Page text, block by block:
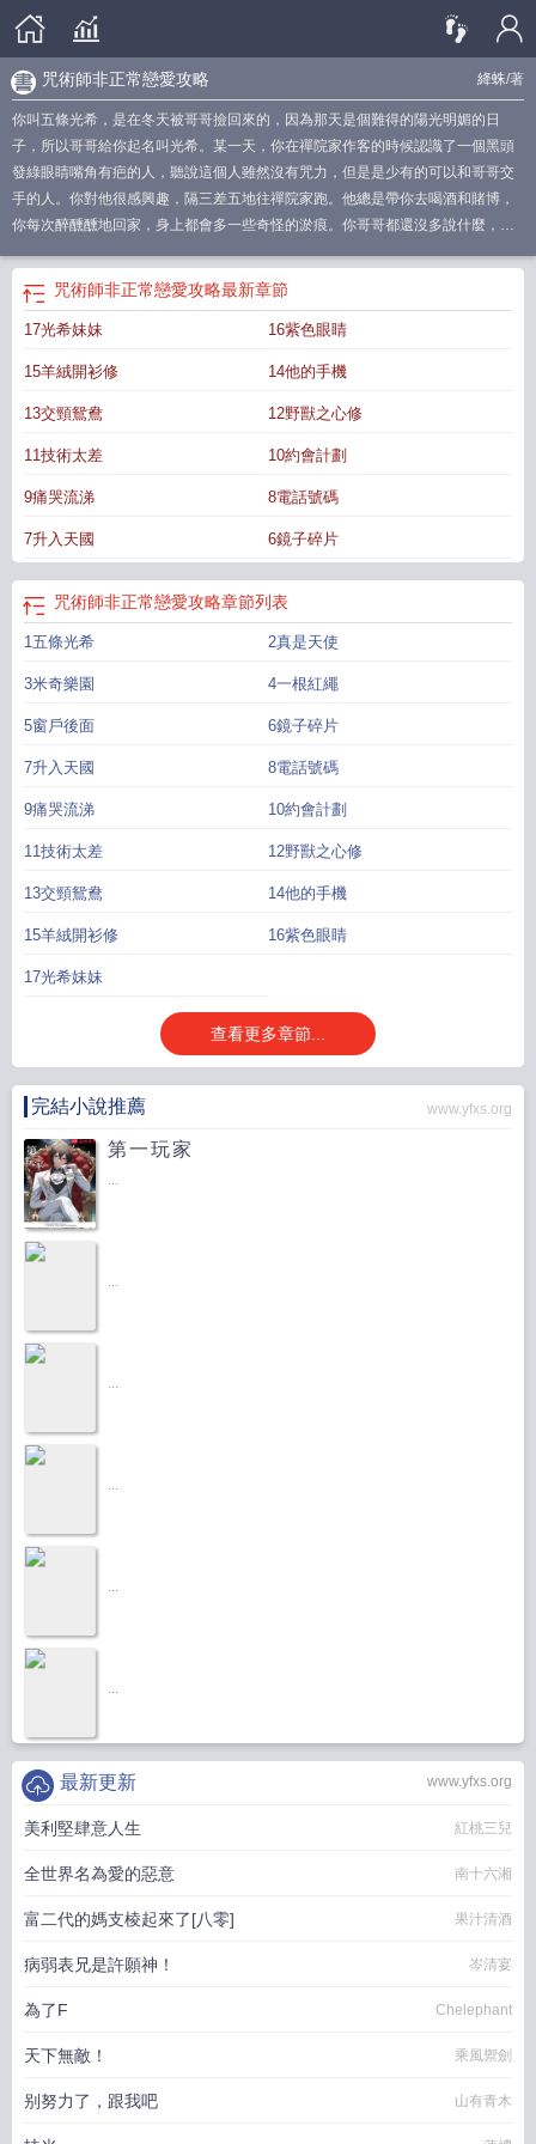
絳蛛/著
咒術師非正常戀愛攻略
你叫五條光希，是在冬天被哥哥撿回來的，因為那天是個難得的陽光明媚的日
子，所以哥哥給你起名叫光希。某一天，你在禪院家作客的時候認識了一個黑頭
發綠眼睛嘴角有疤的人，聽說這個人雖然沒有咒力，但是是少有的可以和哥哥交
手的人。你對他很感興趣，隔三差五地往禪院家跑。他總是帶你去喝酒和賭博，
你每次醉醺醺地回家，身上都會多一些奇怪的淤痕。你哥哥都還沒多說什麼，竟
你訂婚，然後名正言順的教訓你。哥哥很快就發現了端倪，為了讓你不再出門，
他給你請了一位伴讀。除了劉海有點怪之外，這位伴讀非常溫柔。因為課業的安
排，你們一整天都膩在一起。他總是說一些奇怪的話，還幾次三番把來檢查教學
位伴讀相處得也并不是很久，因為哥哥大發雷霆後辭退了他。百無聊賴的你隻好
自己研究術式，結果實操出錯，你回到了千年前的平安京時代。在這裡你認識了
計較。另一個腦門上有一圈奇怪疤痕的人跟他比起來就溫柔多了，無聊的時候，
你總是去找他說話。你不知道的是，你走了以後，這兩個家夥都找了你很久。沒
的面孔。你實在沒辦法抉擇，決定讓哥哥幫你挑一挑。但一向對你非常縱容的哥
哥第一次拒絕了你的要求。黑暗之中，哥哥的手落在你的肩頭。呼吸壓近，他笑
的有點輕蔑:“都已經姓五條了，還在想和别人結婚的事，真是貪心的讓人有點生氣
啊。”1.我流小惡魔女主，肉食系壞寶寶惹人愛。2.私設很多，時間線有調整。內
含五條家主，夏油老師，禪院時期的天與暴君。ooc預警。3.男全潔，兄妹關系存
續期間沒有愛情。4.女主的術式類似於無限回檔讀檔。
咒術師非正常戀愛攻略最新章節
17光希妹妹 16紫色眼睛
15羊絨開衫修 14他的手機
13交頸鴛鴦 12野獸之心修
11技術太差 10約會計劃
9痛哭流涕 8電話號碼
7升入天國 6鏡子碎片
咒術師非正常戀愛攻略章節列表
1五條光希 2真是天使
3米奇樂園 4一根紅繩
5窗戶後面 6鏡子碎片
7升入天國 8電話號碼
9痛哭流涕 10約會計劃
11技術太差 12野獸之心修
13交頸鴛鴦 14他的手機
15羊絨開衫修 16紫色眼睛
17光希妹妹
查看更多章節...
完結小說推薦 www.yfxs.org
第一玩家
...
...
...
...
...
...
www.yfxs.org
最新更新
美利堅肆意人生 紅桃三兒
全世界名為愛的惡意 南十六湘
富二代的媽支棱起來了[八零] 果汁清酒
病弱表兄是許願神！ 岑清宴
為了F Chelephant
天下無敵！ 乘風禦劍
别努力了，跟我吧 山有青木